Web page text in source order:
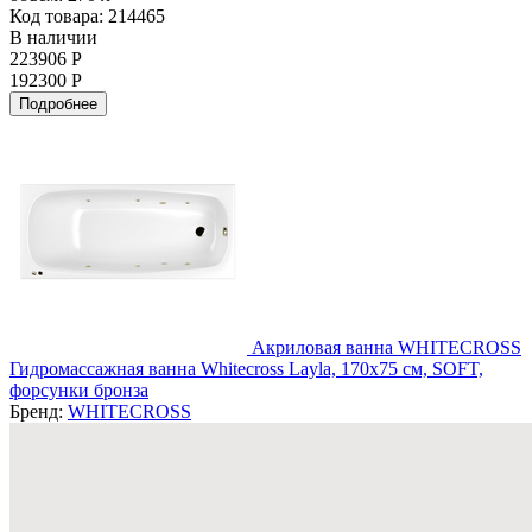
Код товара: 214465
В наличии
223906 Р
192300 Р
Подробнее
Акриловая ванна WHITECROSS
Гидромассажная ванна Whitecross Layla, 170x75 см, SOFT,
форсунки бронза
Бренд: WHITECROSS